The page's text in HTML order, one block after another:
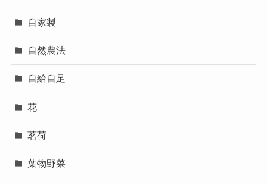
自家製
自然農法
自給自足
花
茗荷
葉物野菜